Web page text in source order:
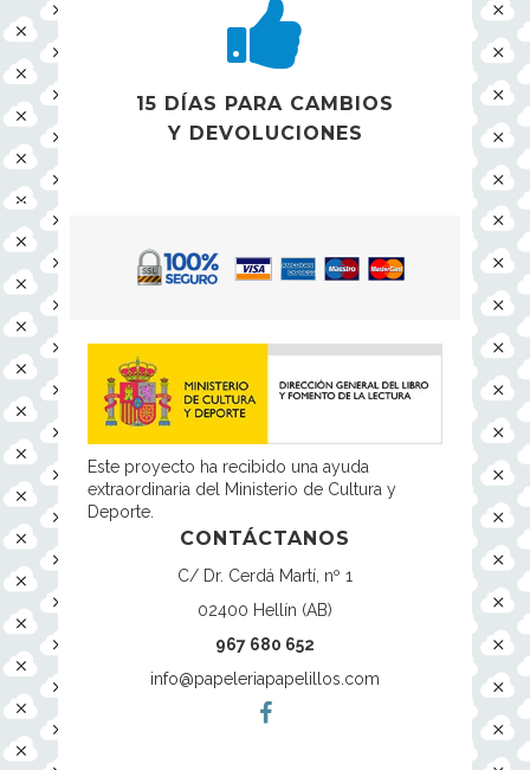
15 DÍAS PARA CAMBIOS
Y DEVOLUCIONES
Este proyecto ha recibido una ayuda
extraordinaria del Ministerio de Cultura y
Deporte.
CONTÁCTANOS
C/ Dr. Cerdá Martí, nº 1
02400 Hellín (AB)
967 680 652
info@papeleriapapelillos.com